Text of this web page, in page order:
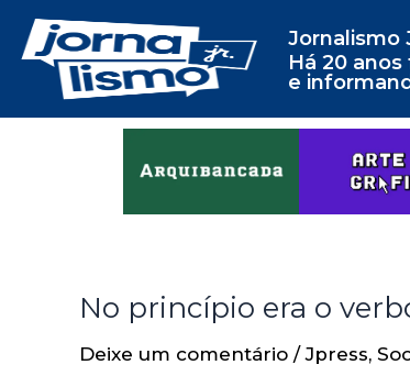
Jornalismo
Há 20
e
No princípio era o
Deixe um comentário /Jpress,